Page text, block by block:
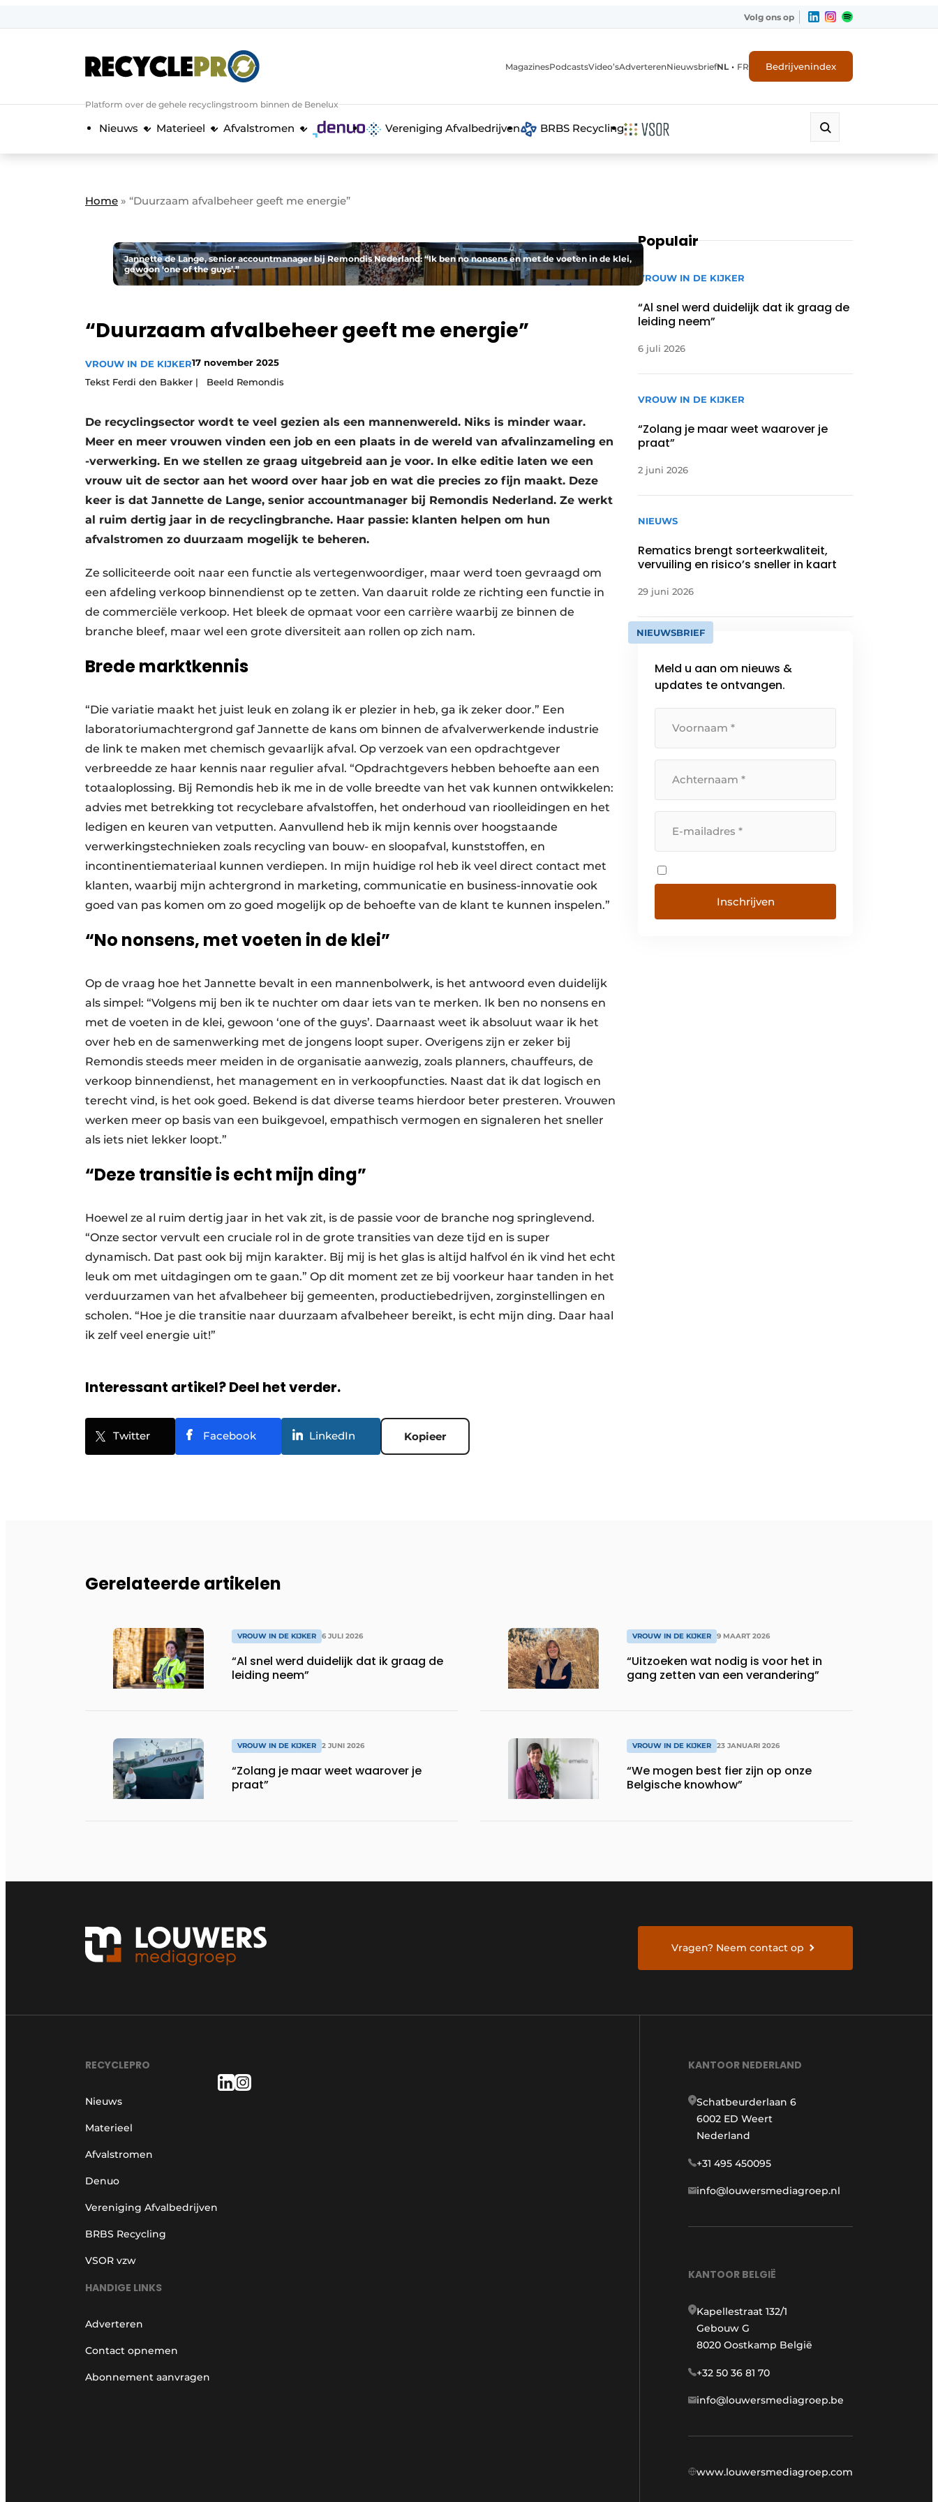
Algemene voorwaarden
Podcasts
Privacy / Cookie statement
Vacature aanmelden
Video’s
Volg ons op
Platform over de gehele recyclingstroom binnen de Benelux
MagazinesPodcastsVideo’sAdverterenNieuwsbriefNL • FR Bedrijvenindex
Nieuws Materieel Afvalstromen Vereniging Afvalbedrijven BRBS Recycling
Home » “Duurzaam afvalbeheer geeft me energie”
Jannette de Lange, senior accountmanager bij Remondis Nederland: “Ik ben no nonsens en met de voeten in de klei,
gewoon ‘one of the guys’.”
“Duurzaam afvalbeheer geeft me energie”
VROUW IN DE KIJKER17 november 2025
Tekst Ferdi den Bakker | Beeld Remondis
De recyclingsector wordt te veel gezien als een mannenwereld. Niks is minder waar.
Meer en meer vrouwen vinden een job en een plaats in de wereld van afvalinzameling en
-verwerking. En we stellen ze graag uitgebreid aan je voor. In elke editie laten we een
vrouw uit de sector aan het woord over haar job en wat die precies zo fijn maakt. Deze
keer is dat Jannette de Lange, senior accountmanager bij Remondis Nederland. Ze werkt
al ruim dertig jaar in de recyclingbranche. Haar passie: klanten helpen om hun
afvalstromen zo duurzaam mogelijk te beheren.
Ze solliciteerde ooit naar een functie als vertegenwoordiger, maar werd toen gevraagd om
een afdeling verkoop binnendienst op te zetten. Van daaruit rolde ze richting een functie in
de commerciële verkoop. Het bleek de opmaat voor een carrière waarbij ze binnen de
branche bleef, maar wel een grote diversiteit aan rollen op zich nam.
Brede marktkennis
“Die variatie maakt het juist leuk en zolang ik er plezier in heb, ga ik zeker door.” Een
laboratoriumachtergrond gaf Jannette de kans om binnen de afvalverwerkende industrie
de link te maken met chemisch gevaarlijk afval. Op verzoek van een opdrachtgever
verbreedde ze haar kennis naar regulier afval. “Opdrachtgevers hebben behoefte aan een
totaaloplossing. Bij Remondis heb ik me in de volle breedte van het vak kunnen ontwikkelen:
advies met betrekking tot recyclebare afvalstoffen, het onderhoud van rioolleidingen en het
ledigen en keuren van vetputten. Aanvullend heb ik mijn kennis over hoogstaande
verwerkingstechnieken zoals recycling van bouw- en sloopafval, kunststoffen, en
incontinentiemateriaal kunnen verdiepen. In mijn huidige rol heb ik veel direct contact met
klanten, waarbij mijn achtergrond in marketing, communicatie en business-innovatie ook
goed van pas komen om zo goed mogelijk op de behoefte van de klant te kunnen inspelen.”
“No nonsens, met voeten in de klei”
Op de vraag hoe het Jannette bevalt in een mannenbolwerk, is het antwoord even duidelijk
als simpel: “Volgens mij ben ik te nuchter om daar iets van te merken. Ik ben no nonsens en
met de voeten in de klei, gewoon ‘one of the guys’. Daarnaast weet ik absoluut waar ik het
over heb en de samenwerking met de jongens loopt super. Overigens zijn er zeker bij
Remondis steeds meer meiden in de organisatie aanwezig, zoals planners, chauffeurs, de
verkoop binnendienst, het management en in verkoopfuncties. Naast dat ik dat logisch en
terecht vind, is het ook goed. Bekend is dat diverse teams hierdoor beter presteren. Vrouwen
werken meer op basis van een buikgevoel, empathisch vermogen en signaleren het sneller
als iets niet lekker loopt.”
“Deze transitie is echt mijn ding”
Hoewel ze al ruim dertig jaar in het vak zit, is de passie voor de branche nog springlevend.
“Onze sector vervult een cruciale rol in de grote transities van deze tijd en is super
dynamisch. Dat past ook bij mijn karakter. Bij mij is het glas is altijd halfvol én ik vind het echt
leuk om met uitdagingen om te gaan.” Op dit moment zet ze bij voorkeur haar tanden in het
verduurzamen van het afvalbeheer bij gemeenten, productiebedrijven, zorginstellingen en
scholen. “Hoe je die transitie naar duurzaam afvalbeheer bereikt, is echt mijn ding. Daar haal
ik zelf veel energie uit!”
Interessant artikel? Deel het verder.
Twitter Facebook LinkedIn Kopieer
Populair
VROUW IN DE KIJKER
“Al snel werd duidelijk dat ik graag de
leiding neem”
6 juli 2026
VROUW IN DE KIJKER
“Zolang je maar weet waarover je
praat”
2 juni 2026
NIEUWS
Rematics brengt sorteerkwaliteit,
vervuiling en risico’s sneller in kaart
29 juni 2026
NIEUWSBRIEF
Meld u aan om nieuws &
updates te ontvangen.
Gerelateerde artikelen
VROUW IN DE KIJKER 6 JULI 2026
“Al snel werd duidelijk dat ik graag de
leiding neem”
VROUW IN DE KIJKER 2 JUNI 2026
“Zolang je maar weet waarover je
praat”
VROUW IN DE KIJKER 9 MAART 2026
“Uitzoeken wat nodig is voor het in
gang zetten van een verandering”
VROUW IN DE KIJKER 23 JANUARI 2026
“We mogen best fier zijn op onze
Belgische knowhow”
Vragen? Neem contact op
RECYCLEPRO
Nieuws
Materieel
Afvalstromen
Denuo
Vereniging Afvalbedrijven
BRBS Recycling
VSOR vzw
HANDIGE LINKS
Adverteren
Contact opnemen
Abonnement aanvragen
KANTOOR NEDERLAND
Schatbeurderlaan 6
6002 ED Weert
Nederland
+31 495 450095
info@louwersmediagroep.nl
KANTOOR BELGIË
Kapellestraat 132/1
Gebouw G
8020 Oostkamp België
+32 50 36 81 70
info@louwersmediagroep.be
www.louwersmediagroep.com